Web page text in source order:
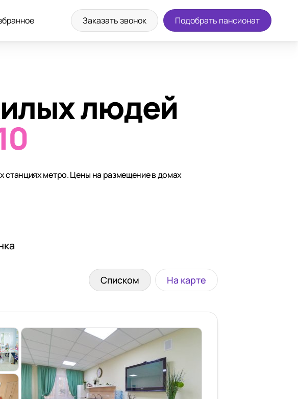
Заказать звонок Подобрать пансионат
людей
станциях метро. Цены на размещение в домах
Списком На карте